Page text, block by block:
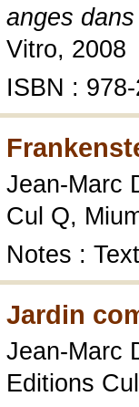
anges
Vitro, 2008
ISBN :
Jean-Marc
Cul Q,
Notes :
Jardin
Jean-Marc
Editions